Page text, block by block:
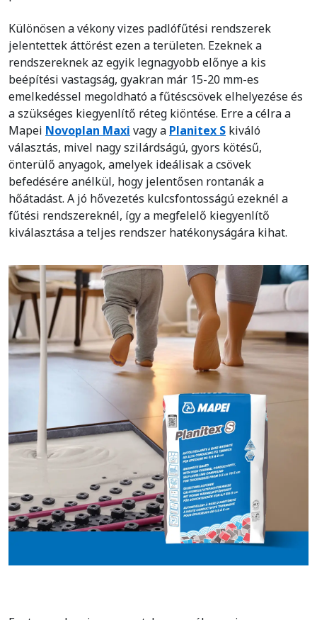
Különösen a vékony vizes padlófűtési rendszerek
jelentettek áttörést ezen a területen. Ezeknek a
rendszereknek az egyik legnagyobb előnye a kis
beépítési vastagság, gyakran már 15-20 mm-es
emelkedéssel megoldható a fűtéscsövek elhelyezése és
a szükséges kiegyenlítő réteg kiöntése. Erre a célra a
Mapei Novoplan Maxi vagy a Planitex S kiváló
választás, mivel nagy szilárdságú, gyors kötésű,
önterülő anyagok, amelyek ideálisak a csövek
befedésére anélkül, hogy jelentősen rontanák a
hőátadást. A jó hővezetés kulcsfontosságú ezeknél a
fűtési rendszereknél, így a megfelelő kiegyenlítő
kiválasztása a teljes rendszer hatékonyságára kihat.